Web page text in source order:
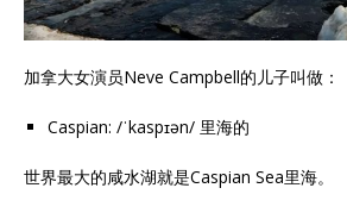
加拿大女演员Neve Campbell的儿子叫做：
Caspian: /ˈkaspɪən/ 里海的
世界最大的咸水湖就是Caspian Sea里海。